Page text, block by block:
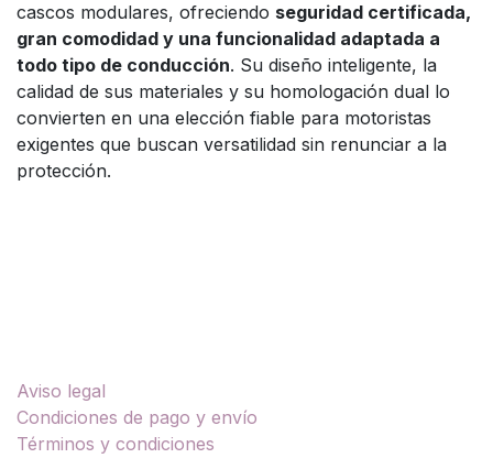
cascos modulares, ofreciendo seguridad certificada,
gran comodidad y una funcionalidad adaptada a
todo tipo de conducción. Su diseño inteligente, la
calidad de sus materiales y su homologación dual lo
convierten en una elección fiable para motoristas
exigentes que buscan versatilidad sin renunciar a la
protección.
Aviso legal
Condiciones de pago y envío
Términos y condiciones